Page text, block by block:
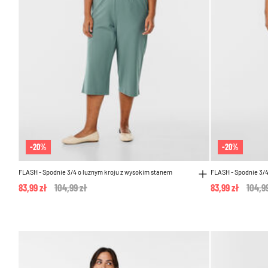
-20%
FLASH - Spodnie 3/4 o luznym kroju z wysokim stanem
Price reduced from
104,99 zł
83,99 zł
-20%
FLASH - Spodnie
Price
83,99 zł